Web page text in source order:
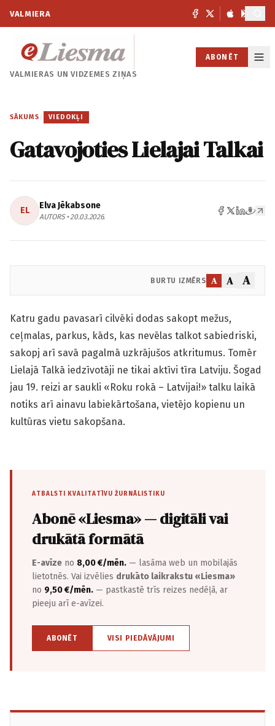
VALMIERA
VALMIERAS UNVIDZEMES ZIŅAS
ABONĒT
SĀKUMS / VIEDOKĻI
Gatavojoties Lielajai Talkai
EL Elva Jēkabsone
AUTORS • 20.03.2026.
BURTU IZMĒRS A A A
Katru gadu pavasarī cilvēki dodas sakopt mežus,
ceļmalas, parkus, kāds, kas nevēlas talkot sabiedriski,
sakopj arī savā pagalmā uzkrājušos atkritumus. Tomēr
Lielajā Talkā iedzīvotāji ne tikai aktīvi tīra Latviju. Šogad
jau 19. reizi ar saukli «Roku rokā – Latvijai!» talku laikā
notiks arī ainavu labiekārtošana, vietējo kopienu un
kultūras vietu sakopšana.
ATBALSTI KVALITATĪVU ŽURNĀLISTIKU
Abonē «Liesma» — digitāli vai
drukātā formātā
E-avīze no 8,00 €/mēn. — lasāma web un mobilajās
lietotnēs. Vai izvēlies drukāto laikrakstu «Liesma»
no 9,50 €/mēn. — pastkastē trīs reizes nedēļā, ar
pieeju arī e-avīzei.
ABONĒT VISI PIEDĀVĀJUMI